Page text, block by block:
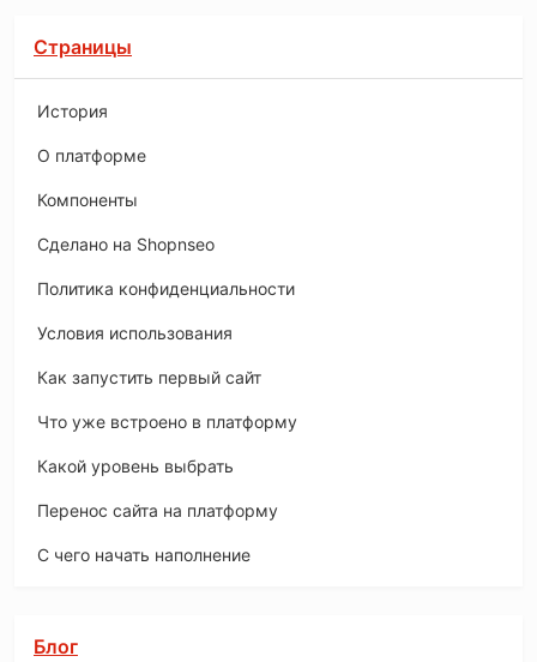
Страницы
История
O платформе
Компоненты
Сделано на Shopnseo
Политика конфиденциальности
Условия использования
Как запустить первый сайт
Что уже встроено в платформу
Какой уровень выбрать
Перенос сайта на платформу
С чего начать наполнение
Блог